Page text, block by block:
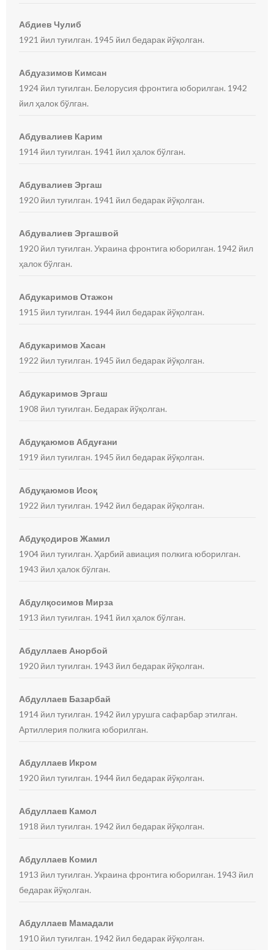
Абдиев Чулиб
1921 йил туғилган. 1945 йил бедарак йўқолган.
Абдуазимов Кимсан
1924 йил туғилган. Белорусия фронтига юборилган. 1942
йил ҳалок бўлган.
Абдувалиев Карим
1914 йил туғилган. 1941 йил ҳалок бўлган.
Абдувалиев Эргаш
1920 йил туғилган. 1941 йил бедарак йўқолган.
Абдувалиев Эргашвой
1920 йил туғилган. Украина фронтига юборилган. 1942 йил
ҳалок бўлган.
Абдукаримов Отажон
1915 йил туғилган. 1944 йил бедарак йўқолган.
Абдукаримов Хасан
1922 йил туғилган. 1945 йил бедарак йўқолган.
Абдукаримов Эргаш
1908 йил туғилган. Бедарак йўқолган.
Абдуқаюмов Абдуғани
1919 йил туғилган. 1945 йил бедарак йўқолган.
Абдуқаюмов Исоқ
1922 йил туғилган. 1942 йил бедарак йўқолган.
Абдуқодиров Жамил
1904 йил туғилган. Ҳарбий авиация полкига юборилган.
1943 йил ҳалок бўлган.
Абдулқосимов Мирза
1913 йил туғилган. 1941 йил ҳалок бўлган.
Абдуллаев Анорбой
1920 йил туғилган. 1943 йил бедарак йўқолган.
Абдуллаев Базарбай
1914 йил туғилган. 1942 йил урушга сафарбар этилган.
Артиллерия полкига юборилган.
Абдуллаев Икром
1920 йил туғилган. 1944 йил бедарак йўқолган.
Абдуллаев Камол
1918 йил туғилган. 1942 йил бедарак йўқолган.
Абдуллаев Комил
1913 йил туғилган. Украина фронтига юборилган. 1943 йил
бедарак йўқолган.
Абдуллаев Мамадали
1910 йил туғилган. 1942 йил бедарак йўқолган.